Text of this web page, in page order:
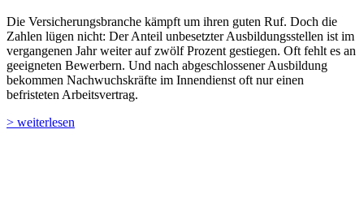
Die Versicherungsbranche kämpft um ihren guten Ruf. Doch die
Zahlen lügen nicht: Der Anteil unbesetzter Ausbildungsstellen ist im
vergangenen Jahr weiter auf zwölf Prozent gestiegen. Oft fehlt es an
geeigneten Bewerbern. Und nach abgeschlossener Ausbildung
bekommen Nachwuchskräfte im Innendienst oft nur einen
befristeten Arbeitsvertrag.
> weiterlesen